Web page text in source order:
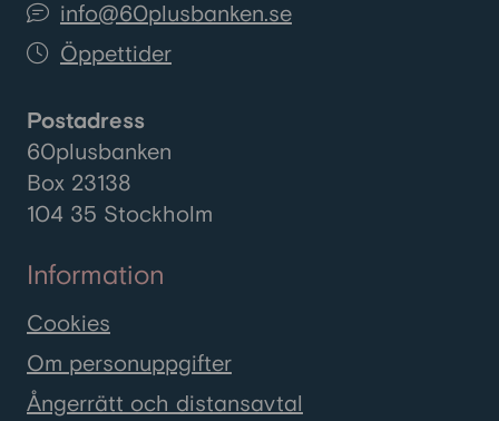
info@60plusbanken.se
Öppettider
Postadress
60plusbanken
Box 23138
104 35 Stockholm
Information
Cookies
Om personuppgifter
Ångerrätt och distansavtal